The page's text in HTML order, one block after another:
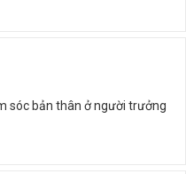
sóc bản thân ở người trưởng